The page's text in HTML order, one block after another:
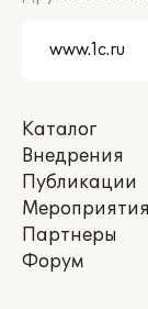
Каталог
Внедрения
Публикации
Мероприятия
Партнеры
Форум